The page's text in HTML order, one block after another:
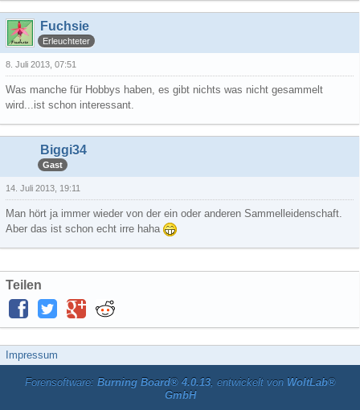
Fuchsie
Erleuchteter
8. Juli 2013, 07:51
Was manche für Hobbys haben, es gibt nichts was nicht gesammelt
wird...ist schon interessant.
Biggi34
Gast
14. Juli 2013, 19:11
Man hört ja immer wieder von der ein oder anderen Sammelleidenschaft.
Aber das ist schon echt irre haha
Teilen
Impressum
Forensoftware: Burning Board® 4.0.13, entwickelt von WoltLab®
GmbH